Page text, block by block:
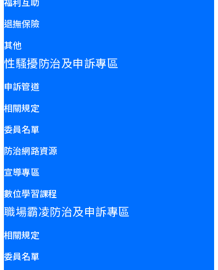
退撫保險
其他
性騷擾防治及申訴專區
申訴管道
相關規定
委員名單
防治網路資源
宣導專區
數位學習課程
職場霸凌防治及申訴專區
相關規定
委員名單